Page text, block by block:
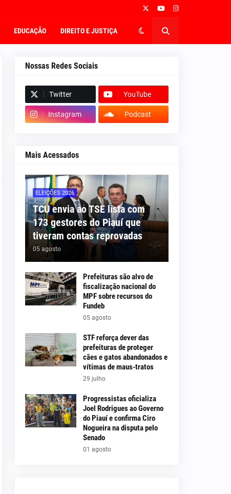
EDUCAÇÃO DIREITO E JUSTIÇA
Nossas Redes Sociais
Twitter YouTube
Instagram Podcast
Mais Acessados
ELEIÇÕES 2026
TCU envia ao TSE lista com
173 gestores do Piauí que
tiveram contas reprovadas
05 agosto
Prefeituras são alvo de
fiscalização nacional do
MPF sobre recursos do
Fundeb
05 agosto
STF reforça dever das
prefeituras de proteger
cães e gatos abandonados e
vítimas de maus-tratos
29 julho
Progressistas oficializa
Joel Rodrigues ao Governo
do Piauí e confirma Ciro
Nogueira na disputa pelo
Senado
01 agosto